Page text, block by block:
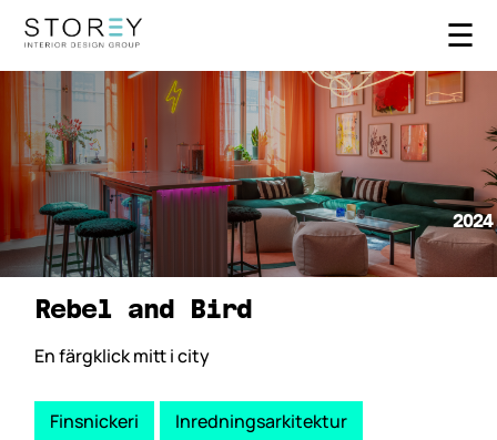
☰
2024
Rebel and Bird
En färgklick mitt i city
Finsnickeri
Inredningsarkitektur